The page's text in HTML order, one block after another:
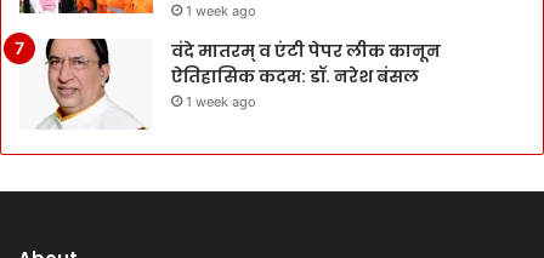
1 week ago
वंदे मातरम् व एंटी पेपर लीक कानून
ऐतिहासिक कदम: डॉ. नरेश बंसल
1 week ago